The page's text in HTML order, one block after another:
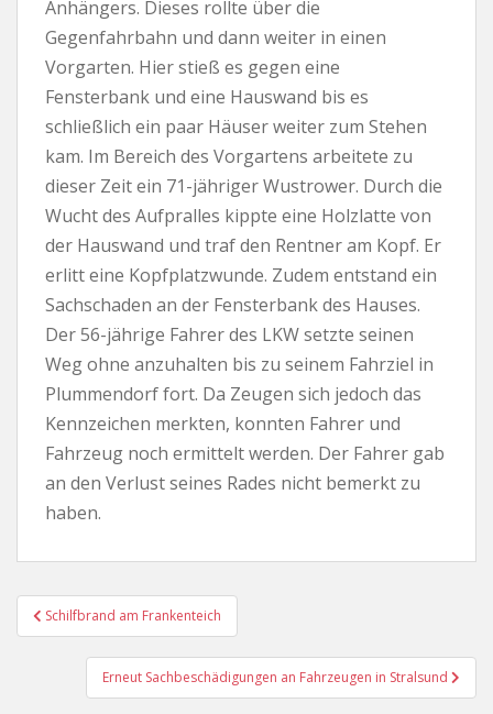
Anhängers. Dieses rollte über die
Gegenfahrbahn und dann weiter in einen
Vorgarten. Hier stieß es gegen eine
Fensterbank und eine Hauswand bis es
schließlich ein paar Häuser weiter zum Stehen
kam. Im Bereich des Vorgartens arbeitete zu
dieser Zeit ein 71-jähriger Wustrower. Durch die
Wucht des Aufpralles kippte eine Holzlatte von
der Hauswand und traf den Rentner am Kopf. Er
erlitt eine Kopfplatzwunde. Zudem entstand ein
Sachschaden an der Fensterbank des Hauses.
Der 56-jährige Fahrer des LKW setzte seinen
Weg ohne anzuhalten bis zu seinem Fahrziel in
Plummendorf fort. Da Zeugen sich jedoch das
Kennzeichen merkten, konnten Fahrer und
Fahrzeug noch ermittelt werden. Der Fahrer gab
an den Verlust seines Rades nicht bemerkt zu
haben.
Beitragsnavigation
Schilfbrand am Frankenteich
Erneut Sachbeschädigungen an Fahrzeugen in Stralsund